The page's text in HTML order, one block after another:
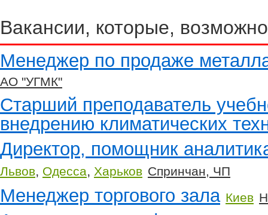
Вакансии, которые,
Менеджер по продаже
АО "УГМК"
Старший преподаватель
внедрению климатических
Директор, помощник
Львов, Одесса, Харьков Спринчан, ЧП
Менеджер торгового зала Киев